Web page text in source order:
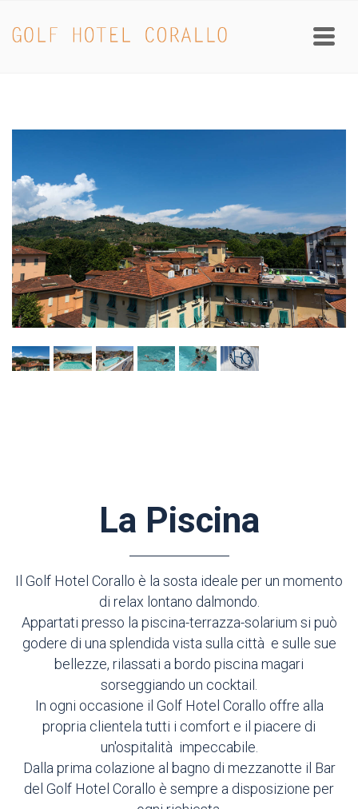
La Piscina
Il Golf Hotel Corallo è la sosta ideale per un momento
di relax lontano dalmondo.
Appartati presso la piscina-terrazza-solarium si può
godere di una splendida vista sulla città e sulle sue
bellezze, rilassati a bordo piscina magari
sorseggiando un cocktail.
In ogni occasione il Golf Hotel Corallo offre alla
propria clientela tutti i comfort e il piacere di
un'ospitalità impeccabile.
Dalla prima colazione al bagno di mezzanotte il Bar
del Golf Hotel Corallo è sempre a disposizione per